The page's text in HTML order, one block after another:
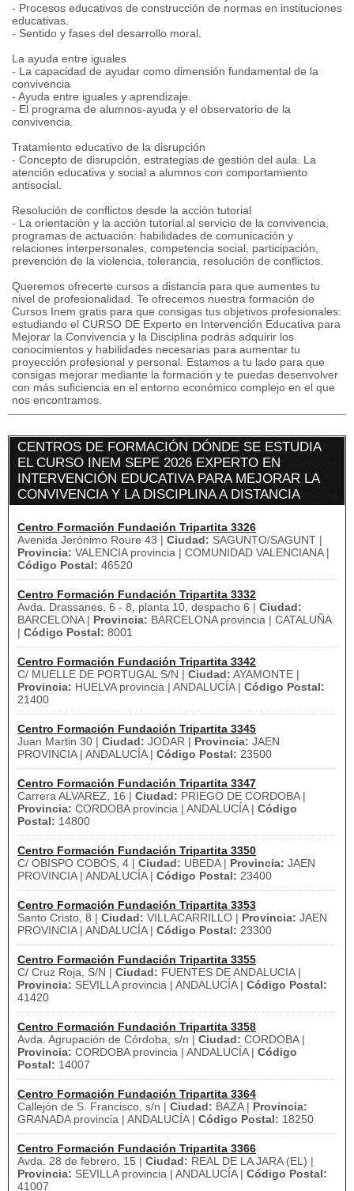
- Procesos educativos de construcción de normas en instituciones
educativas.
- Sentido y fases del desarrollo moral.
La ayuda entre iguales
- La capacidad de ayudar como dimensión fundamental de la
convivencia
- Ayuda entre iguales y aprendizaje.
- El programa de alumnos-ayuda y el observatorio de la
convivencia.
Tratamiento educativo de la disrupción
- Concepto de disrupción, estrategias de gestión del aula. La
atención educativa y social a alumnos con comportamiento
antisocial.
Resolución de conflictos desde la acción tutorial
- La orientación y la acción tutorial al servicio de la convivencia,
programas de actuación: habilidades de comunicación y
relaciones interpersonales, competencia social, participación,
prevención de la violencia, tolerancia, resolución de conflictos.
Queremos ofrecerte cursos a distancia para que aumentes tu
nivel de profesionalidad. Te ofrecemos nuestra formación de
Cursos Inem gratis para que consigas tus objetivos profesionales:
estudiando el CURSO DE Experto en Intervención Educativa para
Mejorar la Convivencia y la Disciplina podrás adquirir los
conocimientos y habilidades necesarias para aumentar tu
proyección profesional y personal. Estamos a tu lado para que
consigas mejorar mediante la formación y te puedas desenvolver
con más suficiencia en el entorno económico complejo en el que
nos encontramos.
CENTROS DE FORMACIÓN DÓNDE SE ESTUDIA
EL CURSO INEM SEPE 2026 EXPERTO EN
INTERVENCIÓN EDUCATIVA PARA MEJORAR LA
CONVIVENCIA Y LA DISCIPLINA A DISTANCIA
Centro Formación Fundación Tripartita 3326
Avenida Jerónimo Roure 43 | Ciudad: SAGUNTO/SAGUNT |
Provincia: VALENCIA provincia | COMUNIDAD VALENCIANA |
Código Postal: 46520
Centro Formación Fundación Tripartita 3332
Avda. Drassanes, 6 - 8, planta 10, despacho 6 | Ciudad:
BARCELONA | Provincia: BARCELONA provincia | CATALUÑA
| Código Postal: 8001
Centro Formación Fundación Tripartita 3342
C/ MUELLE DE PORTUGAL S/N | Ciudad: AYAMONTE |
Provincia: HUELVA provincia | ANDALUCÍA | Código Postal:
21400
Centro Formación Fundación Tripartita 3345
Juan Martin 30 | Ciudad: JODAR | Provincia: JAEN
PROVINCIA | ANDALUCÍA | Código Postal: 23500
Centro Formación Fundación Tripartita 3347
Carrera ALVAREZ, 16 | Ciudad: PRIEGO DE CORDOBA |
Provincia: CORDOBA provincia | ANDALUCÍA | Código
Postal: 14800
Centro Formación Fundación Tripartita 3350
C/ OBISPO COBOS, 4 | Ciudad: UBEDA | Provincia: JAEN
PROVINCIA | ANDALUCÍA | Código Postal: 23400
Centro Formación Fundación Tripartita 3353
Santo Cristo, 8 | Ciudad: VILLACARRILLO | Provincia: JAEN
PROVINCIA | ANDALUCÍA | Código Postal: 23300
Centro Formación Fundación Tripartita 3355
C/ Cruz Roja, S/N | Ciudad: FUENTES DE ANDALUCIA |
Provincia: SEVILLA provincia | ANDALUCÍA | Código Postal:
41420
Centro Formación Fundación Tripartita 3358
Avda. Agrupación de Córdoba, s/n | Ciudad: CORDOBA |
Provincia: CORDOBA provincia | ANDALUCÍA | Código
Postal: 14007
Centro Formación Fundación Tripartita 3364
Callejón de S. Francisco, s/n | Ciudad: BAZA | Provincia:
GRANADA provincia | ANDALUCÍA | Código Postal: 18250
Centro Formación Fundación Tripartita 3366
Avda. 28 de febrero, 15 | Ciudad: REAL DE LA JARA (EL) |
Provincia: SEVILLA provincia | ANDALUCÍA | Código Postal:
41007